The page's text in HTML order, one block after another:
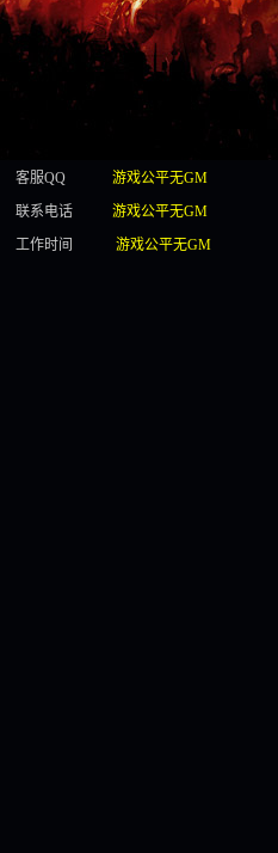
客服QQ
游戏公平无GM
联系电话
游戏公平无GM
工作时间
游戏公平无GM